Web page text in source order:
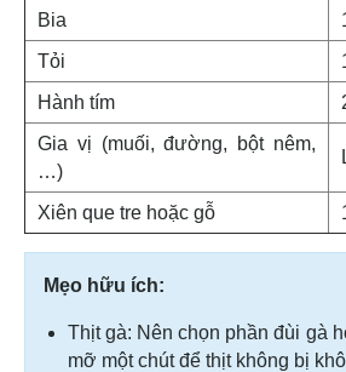
Bia
Tỏi
Hành tím
Gia vị (muối, đường, bột nêm,
…)
Xiên que tre hoặc gỗ
Mẹo hữu ích:
Thịt gà: Nên chọn phần đùi gà
mỡ một chút để thịt không bị